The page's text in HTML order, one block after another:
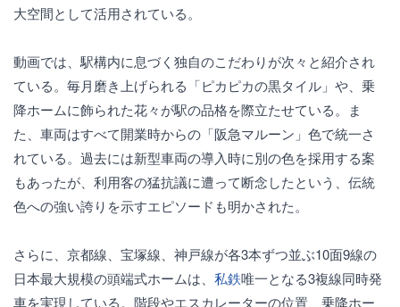
大空間として活用されている。
動画では、駅構内に息づく独自のこだわりが次々と紹介され
ている。毎月磨き上げられる「ピカピカの黒タイル」や、乗
降ホームに飾られた花々が駅の品格を際立たせている。ま
た、車両はすべて開業時からの「阪急マルーン」色で統一さ
れている。過去には新型車両の導入時に別の色を採用する案
もあったが、利用客の猛抗議に遭って断念したという、伝統
色への強い誇りを示すエピソードも明かされた。
さらに、京都線、宝塚線、神戸線が各3本ずつ並ぶ10面9線の
日本最大規模の頭端式ホームは、 私鉄唯一となる3複線同時発
車を実現している。階段やエスカレーターの位置、乗降ホー